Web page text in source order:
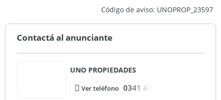
Código de aviso: UNOPROP_23597
Contactá al anunciante
UNO PROPIEDADES
Ver teléfono 0341 44